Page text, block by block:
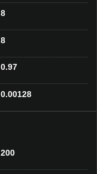
8
8
0.97
0.00128
200